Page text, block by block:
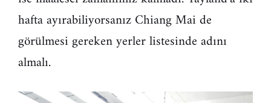
hafta ayırabiliyorsanız Chiang Mai de
görülmesi gereken yerler listesinde adını
almalı.